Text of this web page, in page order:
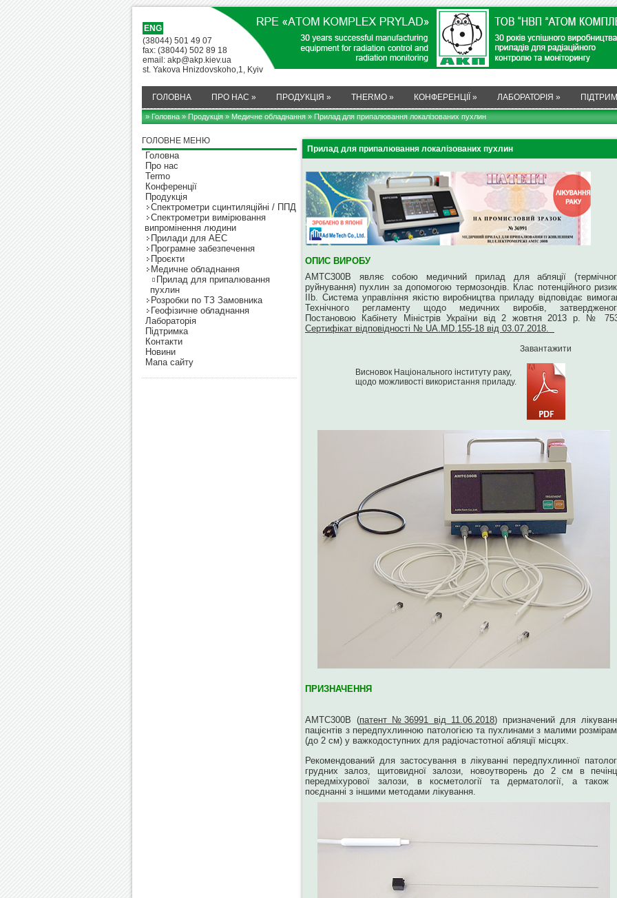
ENG
(38044) 501 49 07
fax: (38044) 502 89 18
email: akp@akp.kiev.ua
st. Yakova Hnizdovskoho,1, Kyiv
ГОЛОВНА ПРО НАС » ПРОДУКЦІЯ » THERMO » КОНФЕРЕНЦІЇ » ЛАБОРАТОРІЯ »
» Головна»Продукція»Медичне обладнання» Прилад для припалювання локалізованих пухлин
ГОЛОВНЕ МЕНЮ
Головна
Про нас
Termo
Конференції
Продукція
Cпектрометри сцинтиляційні / ППД
Cпектрометри вимірювання
випромінення людини
Прилади для АЕС
Програмне забезпечення
Проєкти
Медичне обладнання
Прилад для припалювання
пухлин
Розробки по ТЗ Замовника
Геофізичне обладнання
Лабораторія
Підтримка
Контакти
Новини
Мапа сайту
Прилад для припалювання локалізованих пухлин
ОПИС ВИРОБУ
AMTC300B являє собою медичний прилад для абляції
руйнування) пухлин за допомогою термозондів. Клас потенційного
b. Система управління якістю виробництва приладу відповідає
Технічного регламенту щодо медичних виробів,
Постановою Кабінету Міністрів України від 2 жовтня 2013 р. №
Сертифікат відповідності № UA.MD.155-18 від 03.07.2018.
Висновок Національного інституту раку,
щодо можливості використання приладу.
Завантажити
ПРИЗНАЧЕННЯ
AMTC300B (патент №36991 від 11.06.2018) призначений для
пацієнтів з передпухлинною патологією та пухлинами з малими
(до 2 см) у важкодоступних для радіочастотної абляції місцях.
Рекомендований для застосування в лікуванні передпухлинної
грудних залоз, щитовидної залози, новоутворень до 2 см в
передміхурової залози, в косметології та дерматології, а також
поєднанні з іншими методами лікування.